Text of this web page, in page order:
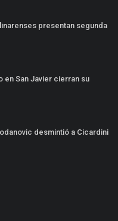
presentan segunda
en San Javier cierran su
desmintió a Cicardini